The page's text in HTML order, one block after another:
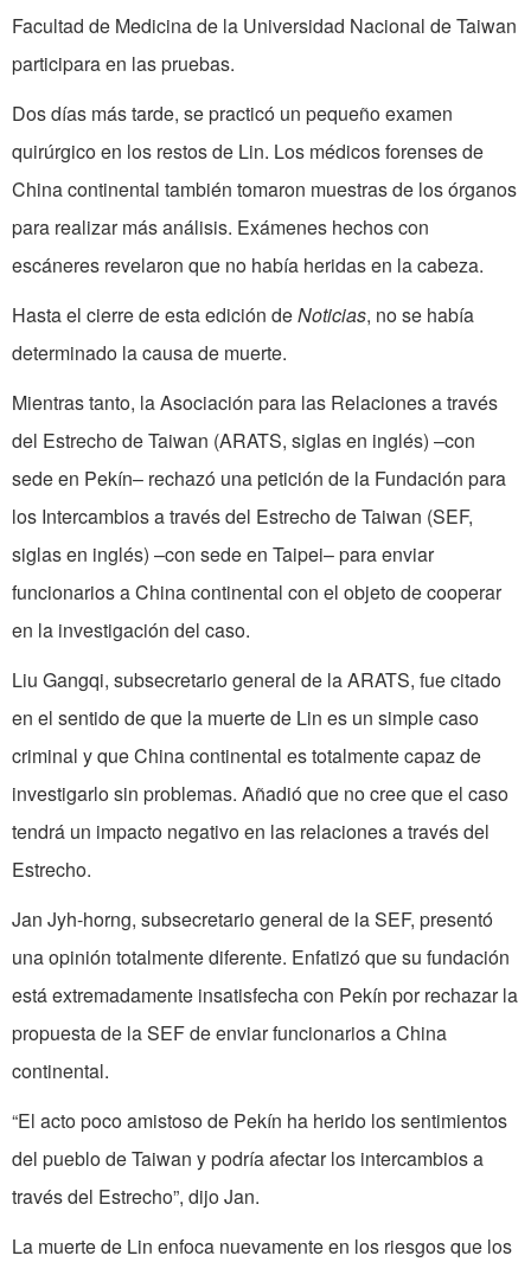
Facultad de Medicina de la Universidad Nacional de Taiwan
participara en las pruebas.
Dos días más tarde, se practicó un pequeño examen
quirúrgico en los restos de Lin. Los médicos forenses de
China continental también tomaron muestras de los órganos
para realizar más análisis. Exámenes hechos con
escáneres revelaron que no había heridas en la cabeza.
Hasta el cierre de esta edición deNoticias, no se había
determinado la causa de muerte.
Mientras tanto, la Asociación para las Relaciones a través
del Estrecho de Taiwan (ARATS, siglas en inglés) –con
sede en Pekín– rechazó una petición de la Fundación para
los Intercambios a través del Estrecho de Taiwan (SEF,
siglas en inglés) –con sede en Taipei– para enviar
funcionarios a China continental con el objeto de cooperar
en la investigación del caso.
Liu Gangqi, subsecretario general de la ARATS, fue citado
en el sentido de que la muerte de Lin es un simple caso
criminal y que China continental es totalmente capaz de
investigarlo sin problemas. Añadió que no cree que el caso
tendrá un impacto negativo en las relaciones a través del
Estrecho.
Jan Jyh-horng, subsecretario general de la SEF, presentó
una opinión totalmente diferente. Enfatizó que su fundación
está extremadamente insatisfecha con Pekín por rechazar la
propuesta de la SEF de enviar funcionarios a China
continental.
“El acto poco amistoso de Pekín ha herido los sentimientos
del pueblo de Taiwan y podría afectar los intercambios a
través del Estrecho”, dijo Jan.
La muerte de Lin enfoca nuevamente en los riesgos que los